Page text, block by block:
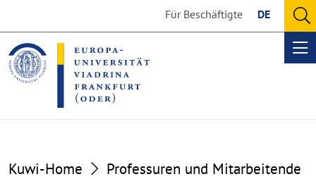
the
content
section
the
footer
section
Für Beschäftigte DE
Kuwi-Home
Professuren und Mitarbeitende